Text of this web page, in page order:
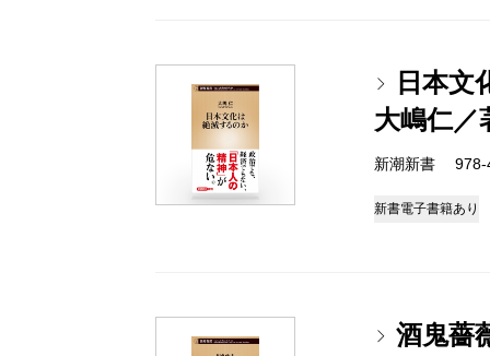
日本文
大嶋仁／
新潮新書
新書電子書籍あり
酒鬼薔